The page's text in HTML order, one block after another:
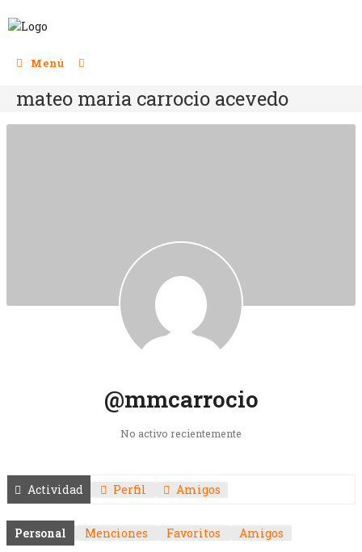
Menú
mateo maria carrocio acevedo
@mmcarrocio
No activo recientemente
Actividad Perfil Amigos
Personal Menciones Favoritos Amigos